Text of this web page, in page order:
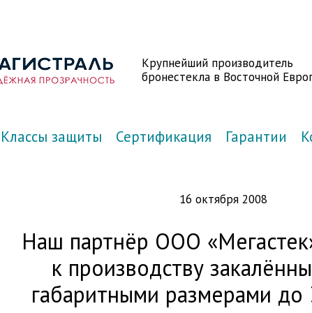
Крупнейший производитель
бронестекла в Восточной
Классы защиты Сертификация Гарантии
16 октября 2008
Наш партнёр ООО
к производству
габаритными размерами до